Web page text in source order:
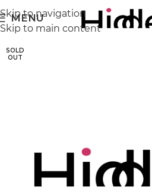
Skip to navigation
Skip to main content
MENU
SOLD
OUT